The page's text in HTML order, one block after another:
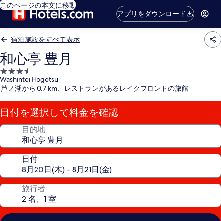
このページの本文に移動
アプリをダウンロード
宿泊施設をすべて表示
和心亭 豊月
3.5
つ
星
宿
泊
施
Washintei Hogetsu
芦ノ湖から 0.7 km、レストランがあるレイクフロントの旅館
日付を選択して料金を確認
目的地
日付
旅行者